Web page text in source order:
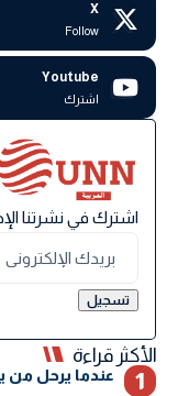
X
Follow
Youtube
اشترك
اشترك في نشرتنا
الأكثر قراءة
عندما يرحل من